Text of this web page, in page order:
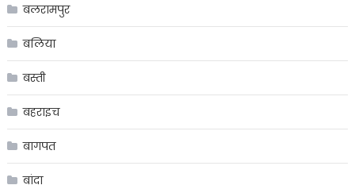
बलरामपुर
बलिया
बस्ती
बहराइच
बागपत
बांदा